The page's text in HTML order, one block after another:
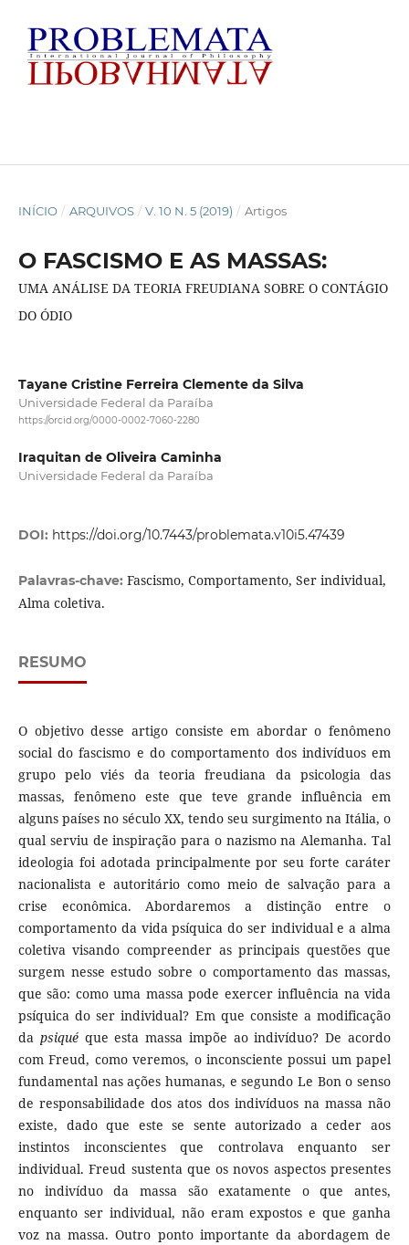
INÍCIO / ARQUIVOS / V. 10 N. 5 (2019) / Artigos
O FASCISMO E AS MASSAS:
UMA ANÁLISE DA TEORIA FREUDIANA SOBRE O CONTÁGIO
DO ÓDIO
Tayane Cristine Ferreira Clemente da Silva
Universidade Federal da Paraíba
https://orcid.org/0000-0002-7060-2280
Iraquitan de Oliveira Caminha
Universidade Federal da Paraíba
DOI: https://doi.org/10.7443/problemata.v10i5.47439
Palavras-chave: Fascismo, Comportamento, Ser individual,
Alma coletiva.
RESUMO
O objetivo desse artigo consiste em abordar o fenômeno
social do fascismo e do comportamento dos indivíduos em
grupo pelo viés da teoria freudiana da psicologia das
massas, fenômeno este que teve grande influência em
alguns países no século XX, tendo seu surgimento na Itália, o
qual serviu de inspiração para o nazismo na Alemanha. Tal
ideologia foi adotada principalmente por seu forte caráter
nacionalista e autoritário como meio de salvação para a
crise econômica. Abordaremos a distinção entre o
comportamento da vida psíquica do ser individual e a alma
coletiva visando compreender as principais questões que
surgem nesse estudo sobre o comportamento das massas,
que são: como uma massa pode exercer influência na vida
psíquica do ser individual? Em que consiste a modificação
da psiquéque esta massa impõe ao indivíduo? De acordo
com Freud, como veremos, o inconsciente possui um papel
fundamental nas ações humanas, e segundo Le Bon o senso
de responsabilidade dos atos dos indivíduos na massa não
existe, dado que este se sente autorizado a ceder aos
instintos inconscientes que controlava enquanto ser
individual. Freud sustenta que os novos aspectos presentes
no indivíduo da massa são exatamente o que antes,
enquanto ser individual, não eram expostos e que ganha
voz na massa. Outro ponto importante da abordagem de